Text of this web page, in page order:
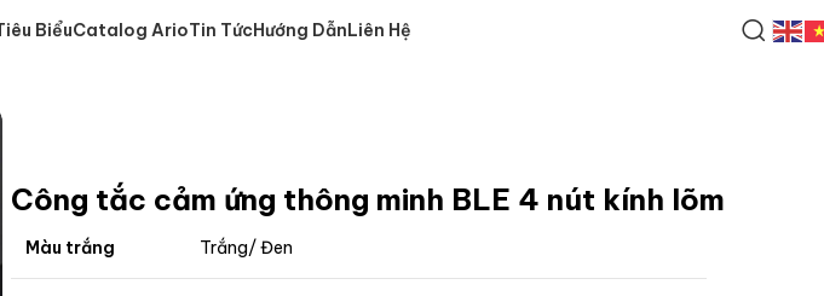
BiểuCatalog ArioTin TứcHướng DẫnLiên Hệ
Công tắc cảm ứng thông minh BLE 4 nút kính lõm
Màu trắng Trắng/ Đen